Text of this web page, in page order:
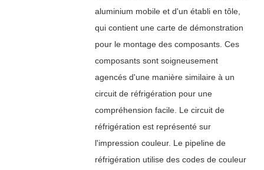
aluminium mobile et d'un établi en tôle,
qui contient une carte de démonstration
pour le montage des composants. Ces
composants sont soigneusement
agencés d'une manière similaire à un
circuit de réfrigération pour une
compréhension facile. Le circuit de
réfrigération est représenté sur
l'impression couleur. Le pipeline de
réfrigération utilise des codes de couleur